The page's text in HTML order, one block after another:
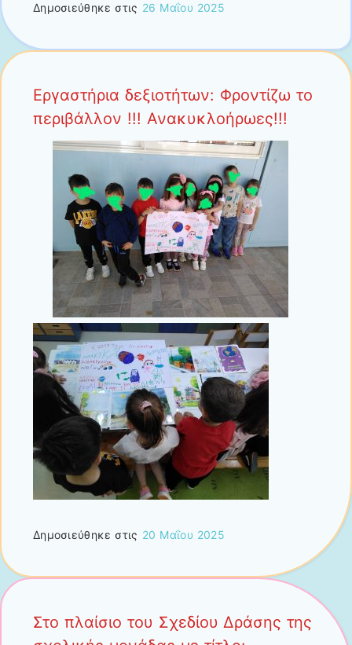
Δημοσιεύθηκε στις 26 Μαΐου 2025
Εργαστήρια δεξιοτήτων: Φροντίζω το
περιβάλλον !!! Ανακυκλοήρωες!!!
Δημοσιεύθηκε στις 20 Μαΐου 2025
Στο πλαίσιο του Σχεδίου Δράσης της